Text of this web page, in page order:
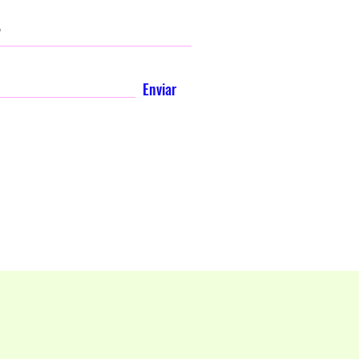
Enviar